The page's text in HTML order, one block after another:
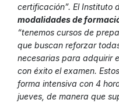
certificación”. El Instituto
modalidades de
“tenemos cursos de
que buscan reforzar
necesarias para adquirir
con éxito el examen.
forma intensiva con 4
jueves, de manera que